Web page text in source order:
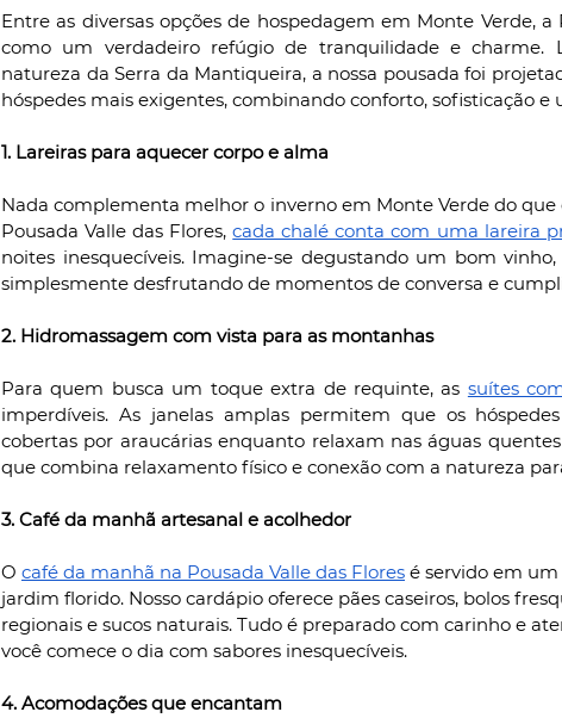
Entre as diversas opções de hospedagem em Monte Verde, a
como um verdadeiro refúgio de tranquilidade e charme.
natureza da Serra da Mantiqueira, a nossa pousada foi
hóspedes mais exigentes, combinando conforto, sofisticação
1. Lareiras para aquecer corpo e alma
Nada complementa melhor o inverno em Monte Verde do
Pousada Valle das Flores, cada chalé conta com uma lareira
noites inesquecíveis. Imagine-se degustando um bom
simplesmente desfrutando de momentos de conversa e
2. Hidromassagem com vista para as montanhas
Para quem busca um toque extra de requinte, as suítes
imperdíveis. As janelas amplas permitem que os
cobertas por araucárias enquanto relaxam nas águas
que combina relaxamento físico e conexão com a natureza
3. Café da manhã artesanal e acolhedor
O café da manhã na Pousada Valle das Flores é servido em
jardim florido. Nosso cardápio oferece pães caseiros, bolos
regionais e sucos naturais. Tudo é preparado com carinho e
você comece o dia com sabores inesquecíveis.
4. Acomodações que encantam